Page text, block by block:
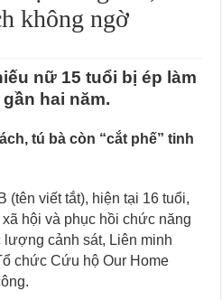
không ngờ
nữ 15 tuổi bị ép làm
hai năm.
tú bà còn “cắt phế” tinh
(tên viết tắt), hiện tại 16 tuổi,
hội và phục hồi chức năng
cảnh sát, Liên minh
chức Cứu hộ Our Home